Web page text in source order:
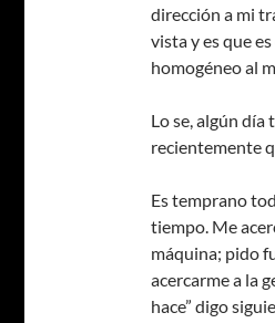
dirección a mi
vista y es que
homogéneo al
Lo se, algún día
recientemente
Es temprano
tiempo. Me
máquina; pido
acercarme a la
hace” digo